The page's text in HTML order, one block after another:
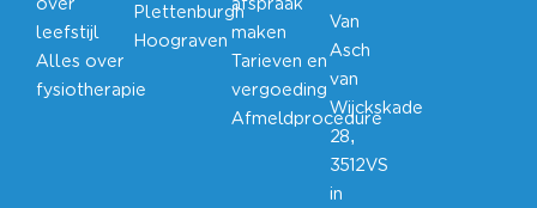
over
leefstijl
Alles over
fysiotherapie
Plettenburgh
Hoograven
afspraak
maken
Tarieven en
vergoeding
Afmeldprocedure
Van
Asch
van
Wijckskade
28,
3512VS
in